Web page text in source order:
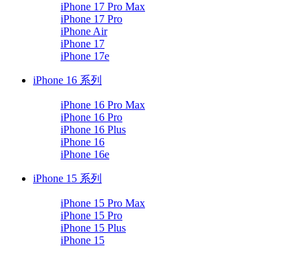
iPhone 17 Pro Max
iPhone 17 Pro
iPhone Air
iPhone 17
iPhone 17e
iPhone 16 系列
iPhone 16 Pro Max
iPhone 16 Pro
iPhone 16 Plus
iPhone 16
iPhone 16e
iPhone 15 系列
iPhone 15 Pro Max
iPhone 15 Pro
iPhone 15 Plus
iPhone 15